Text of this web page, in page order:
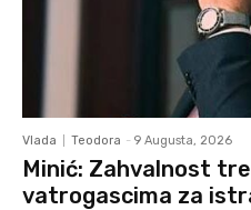
Vlada Teodora - 9 Augusta, 2026
Minić: Zahvalnost
vatrogascima za